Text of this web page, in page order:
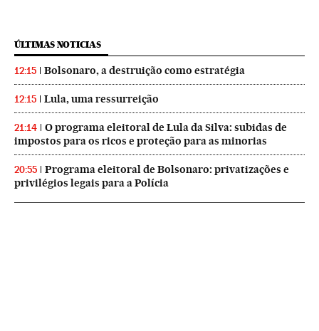
ÚLTIMAS NOTICIAS
12:15 Bolsonaro, a destruição como estratégia
12:15 Lula, uma ressurreição
21:14
O programa eleitoral de Lula da Silva: subidas de
impostos para os ricos e proteção para as minorias
20:55
Programa eleitoral de Bolsonaro: privatizações e
privilégios legais para a Polícia